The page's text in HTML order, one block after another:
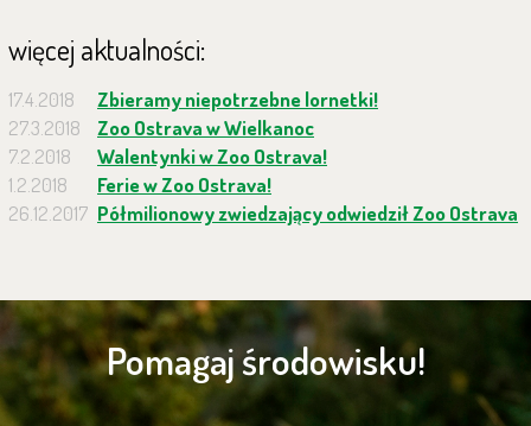
więcej aktualności:
17.4.2018
Zbieramy niepotrzebne lornetki!
27.3.2018
Zoo Ostrava w Wielkanoc
7.2.2018
Walentynki w Zoo Ostrava!
1.2.2018
Ferie w Zoo Ostrava!
26.12.2017 Półmilionowy zwiedzający odwiedził Zoo Ostrava
Pomagaj środowisku!